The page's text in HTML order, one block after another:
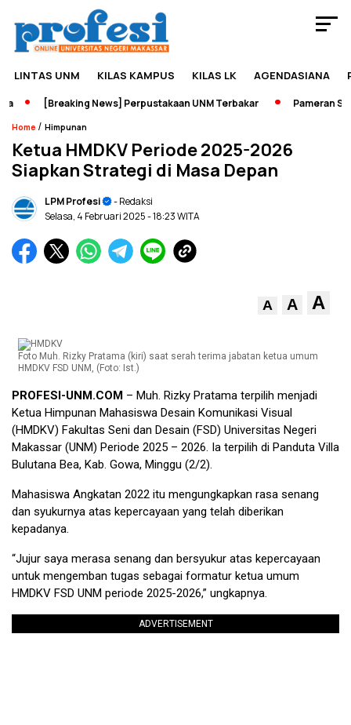
LINTAS UNM KILAS KAMPUS KILAS LK AGENDASIANA
[Breaking News] Perpustakaan UNM Terbakar Pameran
Home / Himpunan
Ketua HMDKV Periode 2025-2026
Siapkan Strategi di Masa Depan
LPM Profesi
- Redaksi
Selasa, 4 Februari 2025- 18:23 WITA
A A A
Foto Muh. Rizky Pratama (kiri) saat serah terima jabatan ketua umum
HMDKV FSD UNM, (Foto: Ist.)
PROFESI-UNM.COM – Muh. Rizky Pratama terpilih menjadi
Ketua Himpunan Mahasiswa Desain Komunikasi Visual
(HMDKV) Fakultas Seni dan Desain (FSD) Universitas Negeri
Makassar (UNM) Periode 2025 – 2026. Ia terpilih di Panduta Villa
Bulutana Bea, Kab. Gowa, Minggu (2/2).
Mahasiswa Angkatan 2022 itu mengungkapkan rasa senang
dan syukurnya atas kepercayaan yang telah diberikan
kepadanya.
“Jujur saya merasa senang dan bersyukur atas kepercayaan
untuk mengemban tugas sebagai formatur ketua umum
HMDKV FSD UNM periode 2025-2026,” ungkapnya.
ADVERTISEMENT